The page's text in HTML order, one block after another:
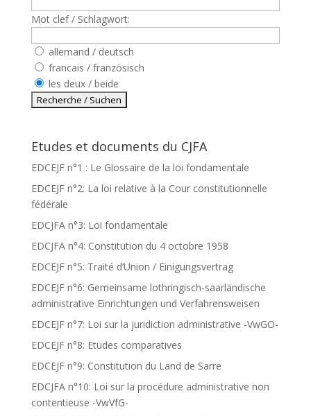
Mot clef / Schlagwort:
allemand / deutsch
francais / französisch
les deux / beide
Etudes et documents du CJFA
EDCEJF n°1 : Le Glossaire de la loi fondamentale
EDCEJF n°2: La loi relative à la Cour constitutionnelle
fédérale
EDCJFA n°3: Loi fondamentale
EDCJFA n°4: Constitution du 4 octobre 1958
EDCEJF n°5: Traité d’Union / Einigungsvertrag
EDCEJF n°6: Gemeinsame lothringisch-saarländische
administrative Einrichtungen und Verfahrensweisen
EDCEJF n°7: Loi sur la juridiction administrative -VwGO-
EDCEJF n°8: Etudes comparatives
EDCEJF n°9: Constitution du Land de Sarre
EDCJFA n°10: Loi sur la procédure administrative non
contentieuse -VwVfG-